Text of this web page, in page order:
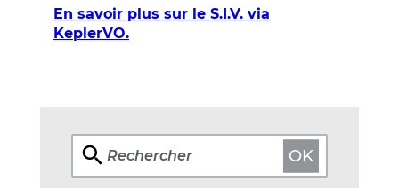
En savoir plus sur le S.I.V. via
KeplerVO.
OK
Rechercher